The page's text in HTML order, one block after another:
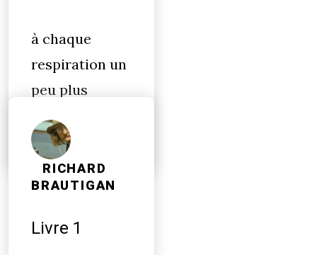
à chaque
respiration un
peu plus
floppée
RICHARD
BRAUTIGAN
Livre 1